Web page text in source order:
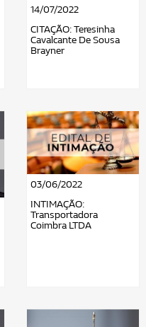
14/07/2022
CITAÇÃO: Teresinha
Cavalcante De Sousa
Brayner
03/06/2022
INTIMAÇÃO:
Transportadora
Coimbra LTDA